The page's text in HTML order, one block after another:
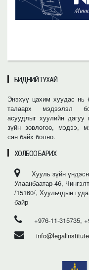
БИДНИЙ ТУХАЙ
Энэхүү цахим хуудас нь
талаарх мэдээлэл
асуудлыг хуулийн
зүйн зөвлөгөө, мэдээ,
сан байх болно.
ХОЛБОО БАРИХ
Хууль зүйн
Улаанбаатар-46,
/15160/, Хуульчдын
байр
+976-11-315735,